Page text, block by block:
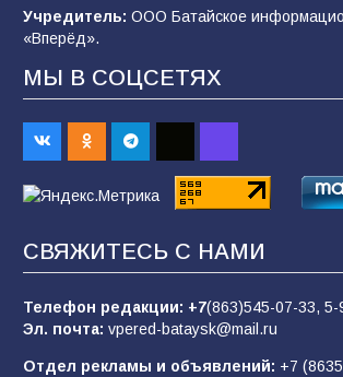
98 04.08.2026
«Пургу нести — не поля
заявления о мобилизации — это
пропагандистский вброс
01.08.2026
Будет ли мобилизация в России в
после выборов: в Госдуме дали
83 06.08.2026
Учредитель: ООО Батайское
«Вперёд».
МЫ В СОЦСЕТЯХ
СВЯЖИТЕСЬ С НАМИ
Телефон редакции: +7(863)545-07-33, 5-
Эл. почта: vpered-bataysk@mail.ru
Отдел рекламы и объявлений: +7